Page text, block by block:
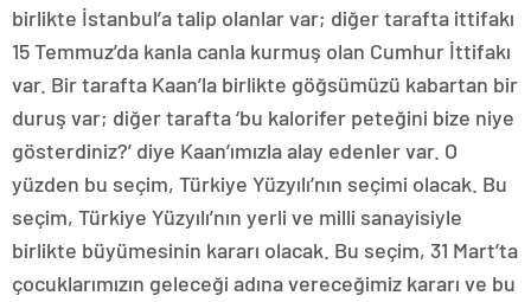
birlikte İstanbul’a talip olanlar var; diğer tarafta ittifakı
15 Temmuz’da kanla canla kurmuş olan Cumhur İttifakı
var. Bir tarafta Kaan’la birlikte göğsümüzü kabartan bir
duruş var; diğer tarafta ‘bu kalorifer peteğini bize niye
gösterdiniz?’ diye Kaan’ımızla alay edenler var. O
yüzden bu seçim, Türkiye Yüzyılı’nın seçimi olacak. Bu
seçim, Türkiye Yüzyılı’nın yerli ve milli sanayisiyle
birlikte büyümesinin kararı olacak. Bu seçim, 31 Mart’ta
çocuklarımızın geleceği adına vereceğimiz kararı ve bu